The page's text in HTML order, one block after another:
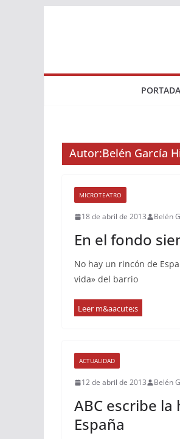
PORTADA
Autor:Belén García
MICROTEATRO
18 de abril de 2013 Belén
En el fondo
No hay un rincón de
vida» del barrio
ACTUALIDAD
12 de abril de 2013 Belén
ABC escribe
España